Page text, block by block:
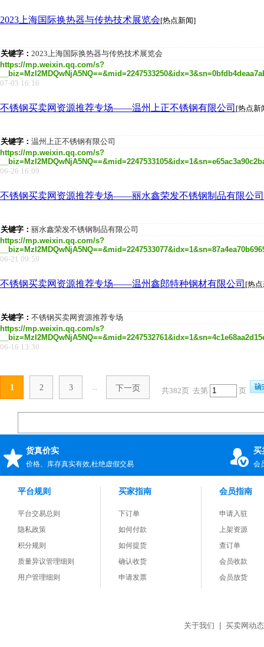
2023上海国际换热器与传热技术展览会[热点新闻]
关键字： 2023上海国际换热器与传热技术展览会
https://mp.weixin.qq.com/s?
07-03 16:16
不锈钢买卖网资源推荐专场——温州上正不锈钢有限公司 [热点新
关键字： 温州上正不锈钢有限公司
https://mp.weixin.qq.com/s?
06-26 16:09
不锈钢买卖网资源推荐专场——丽水鑫荣发不锈钢制品有限公司
关键字： 丽水鑫荣发不锈钢制品有限公司
https://mp.weixin.qq.com/s?
06-21 09:59
不锈钢买卖网资源推荐专场——温州鑫郎特种钢材有限公司 [热
关键字： 不锈钢买卖网资源推荐专场
https://mp.weixin.qq.com/s?
06-16 13:30
1 2 3 ... 下一页 共382页 去第 页
货真价实
价格、库存真实有效,杜绝虚假交易
买
会
平台规则
平台交易总则
隐私政策
积分规则
质量异议管理细则
用户管理细则
买家指南
下订单
如何付款
如何提货
确认收货
申请发票
会员指南
申请入驻
上架资源
查订单
会员收款
会员放货
关于我们 买卖网动态